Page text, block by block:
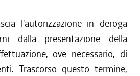
l'autorizzazione in deroga
dalla presentazione della
ove necessario, di
Trascorso questo termine,